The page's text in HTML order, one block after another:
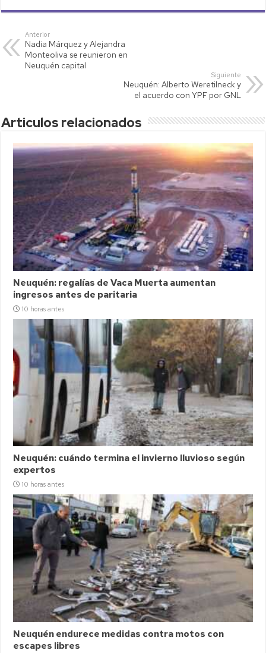
at
s
A
p
tt p
Li
nk
ail m
Anterior
Nadia Márquez y Alejandra
Monteoliva se reunieron en
Neuquén capital
Siguiente
Neuquén: Alberto Weretilneck y
el acuerdo con YPF por GNL
Articulos relacionados
Neuquén: regalías de Vaca Muerta aumentan
ingresos antes de paritaria
10 horas antes
Neuquén: cuándo termina el invierno lluvioso según
expertos
10 horas antes
Neuquén endurece medidas contra motos con
escapes libres